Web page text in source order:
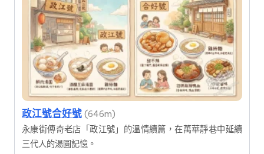
政江號合好號 (646m)
永康街傳奇老店「政江號」的溫情續篇，在萬華靜巷中延續
三代人的湯圓記憶。